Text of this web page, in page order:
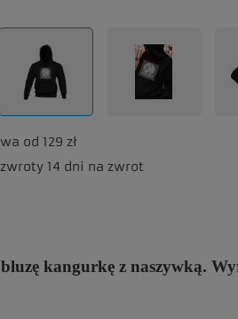
od 129 zł
14 dni na zwrot
kangurkę z naszywką.